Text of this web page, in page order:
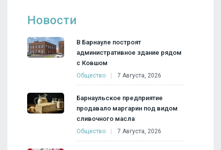
Новости
В Барнауле построят
административное здание рядом
с Ковшом
Общество 7 Августа, 2026
Барнаульское предприятие
продавало маргарин под видом
сливочного масла
Общество 7 Августа, 2026